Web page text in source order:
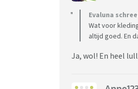
Evaluna
Wat voor
altijd goed. En
Ja, wol! En heel